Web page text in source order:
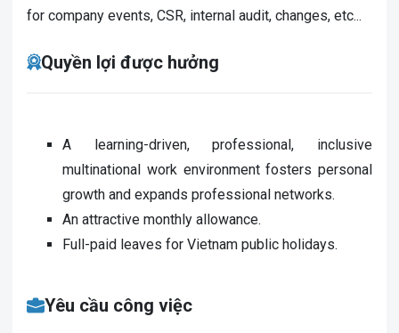
for company events, CSR, internal audit, changes, etc...
Quyền lợi được hưởng
A learning-driven, professional, inclusive
multinational work environment fosters personal
growth and expands professional networks.
An attractive monthly allowance.
Full-paid leaves for Vietnam public holidays.
Yêu cầu công việc